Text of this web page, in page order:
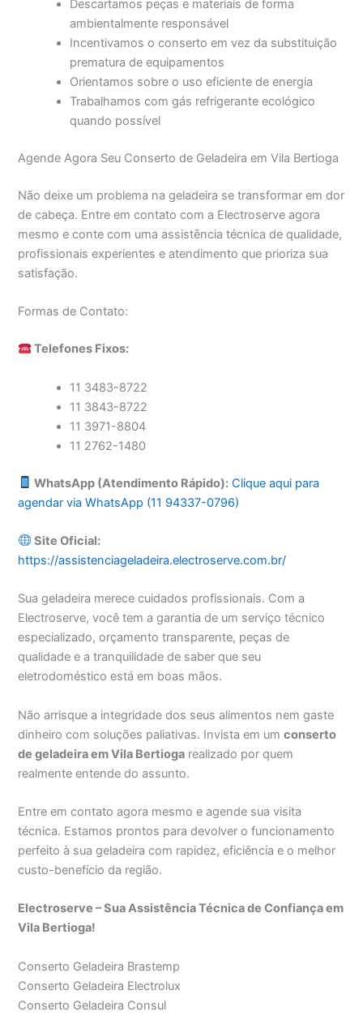
Descartamos peças e materiais de forma
ambientalmente responsável
Incentivamos o conserto em vez da substituição
prematura de equipamentos
Orientamos sobre o uso eficiente de energia
Trabalhamos com gás refrigerante ecológico
quando possível
Agende Agora Seu Conserto de Geladeira em Vila Bertioga
Não deixe um problema na geladeira se transformar em dor
de cabeça. Entre em contato com a Electroserve agora
mesmo e conte com uma assistência técnica de qualidade,
profissionais experientes e atendimento que prioriza sua
satisfação.
Formas de Contato:
Telefones Fixos:
11 3483-8722
11 3843-8722
11 3971-8804
11 2762-1480
WhatsApp (Atendimento Rápido): Clique aqui para
agendar via WhatsApp (11 94337-0796)
Site Oficial:
https://assistenciageladeira.electroserve.com.br/
Sua geladeira merece cuidados profissionais. Com a
Electroserve, você tem a garantia de um serviço técnico
especializado, orçamento transparente, peças de
qualidade e a tranquilidade de saber que seu
eletrodoméstico está em boas mãos.
Não arrisque a integridade dos seus alimentos nem gaste
dinheiro com soluções paliativas. Invista em umconserto
de geladeira em Vila Bertioga realizado por quem
realmente entende do assunto.
Entre em contato agora mesmo e agende sua visita
técnica. Estamos prontos para devolver o funcionamento
perfeito à sua geladeira com rapidez, eficiência e o melhor
custo-benefício da região.
Electroserve – Sua Assistência Técnica de Confiança em
Vila Bertioga!
Conserto Geladeira Brastemp
Conserto Geladeira Electrolux
Conserto Geladeira Consul